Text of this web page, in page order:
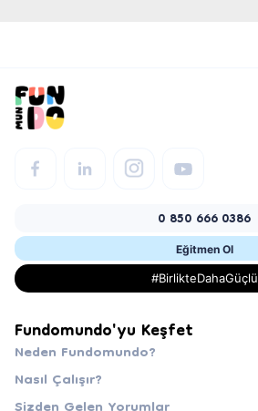
0 850 666 0386
Eğitmen Ol
#BirlikteDahaGüçlü
Fundomundo'yu Keşfet
Neden Fundomundo?
Nasıl Çalışır?